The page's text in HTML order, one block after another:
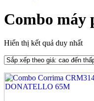
Combo máy
Hiển thị kết quả duy nhất